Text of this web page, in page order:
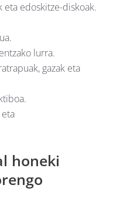
eta edoskitze-diskoak.
lurra.
gazak eta
honeki